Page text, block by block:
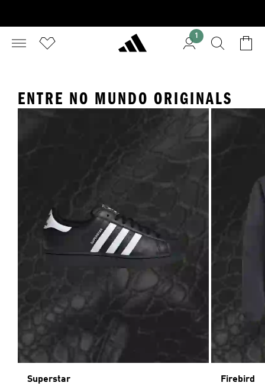
1
ENTRE NO MUNDO ORIGINALS
Superstar Firebird